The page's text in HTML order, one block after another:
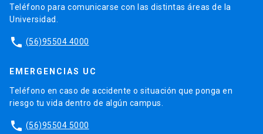
Teléfono para comunicarse con las distintas áreas de la
Universidad.
phone (56)95504 4000
EMERGENCIAS UC
Teléfono en caso de accidente o situación que ponga en
riesgo tu vida dentro de algún campus.
phone (56)95504 5000